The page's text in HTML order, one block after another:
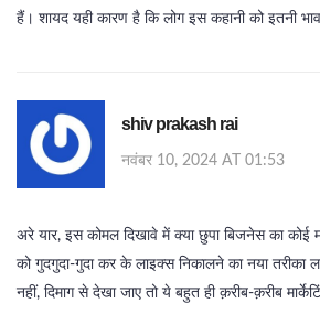
हैं। शायद यही कारण है कि लोग इस कहानी को इतनी
shiv prakash rai
नवंबर 10, 2024 AT 01:53
अरे यार, इस कोमल दिखावे में क्या छुपा बिजनेस का कोई
को गुदगुदा‑गुदा कर के लाइक्स निकालने का नया तरीका
नहीं, दिमाग से देखा जाए तो ये बहुत ही क़रीब‑क़रीब